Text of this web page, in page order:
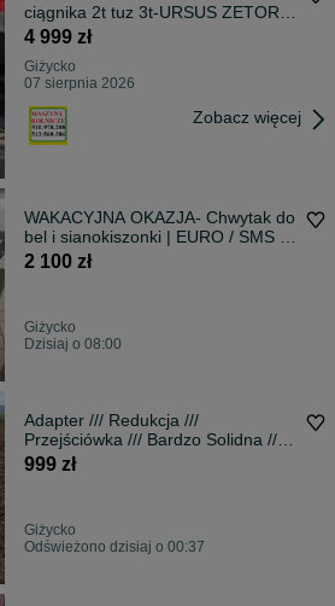
ciągnika 2t tuz 3t-URSUS ZETOR
NEW HOLLAND MF i inne-
4 999 zł
Giżycko
07 sierpnia 2026
Zobacz więcej
WAKACYJNA OKAZJA- Chwytak do
bel i sianokiszonki | EURO / SMS /
MX / Manitou | Model 2026 |
2 100 zł
Giżycko
Dzisiaj o 08:00
Adapter /// Redukcja ///
Przejściówka /// Bardzo Solidna ///
Duży Udźwig /// STAL
999 zł
Giżycko
Odświeżono dzisiaj o 00:37